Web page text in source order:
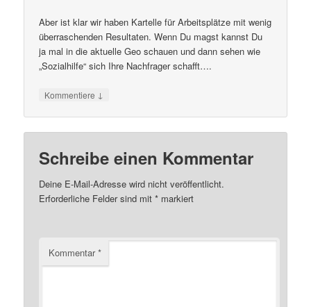
Aber ist klar wir haben Kartelle für Arbeitsplätze mit wenig
überraschenden Resultaten. Wenn Du magst kannst Du
ja mal in die aktuelle Geo schauen und dann sehen wie
„Sozialhilfe“ sich Ihre Nachfrager schafft….
Kommentiere ↓
Schreibe einen Kommentar
Deine E-Mail-Adresse wird nicht veröffentlicht.
Erforderliche Felder sind mit* markiert
Kommentar*